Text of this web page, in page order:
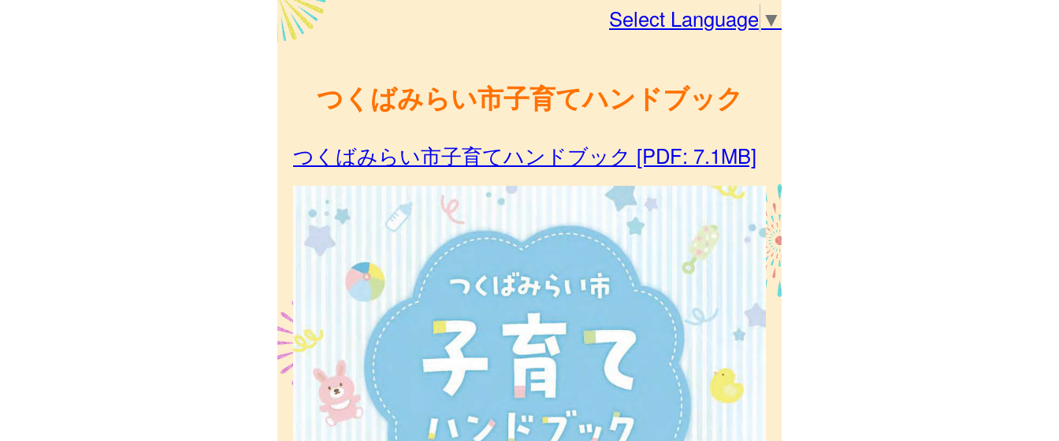
Select Language ▼
つくばみらい市子育てハンドブック
つくばみらい市子育てハンドブック [PDF: 7.1MB]